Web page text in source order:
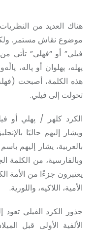
هناك العديد من
موضوع نقاش مستمر.
فيلي” أو “فهلي” تأتي من
پهلە، پهلوان أو پالە،
هذه الكلمة، أصبحت
تحولت إلى فيلي.
الكرد كلهر / پهلي أو
بالعربية، يشار إليهم باسم
وبالفارسية، من الكلمة
يعتبرون جزءًا من الأمة
الأمية، اللاكيه، واللورية.
جذور الكرد الفيلي تعود
الألفية الأولى قبل